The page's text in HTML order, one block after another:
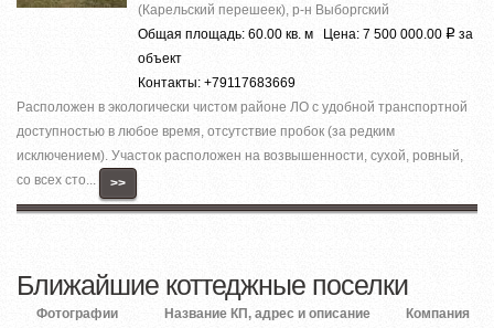
(Карельский перешеек), р-н Выборгский
Общая площадь: 60.00 кв. м Цена: 7 500 000.00 Р за
объект
Контакты: +79117683669
Расположен в экологически чистом районе ЛО с удобной транспортной
доступностью в любое время, отсутствие пробок (за редким
исключением). Участок расположен на возвышенности, сухой, ровный,
со всех сто...
>>
Ближайшие коттеджные поселки
Фотографии Название КП, адрес и описание Компания